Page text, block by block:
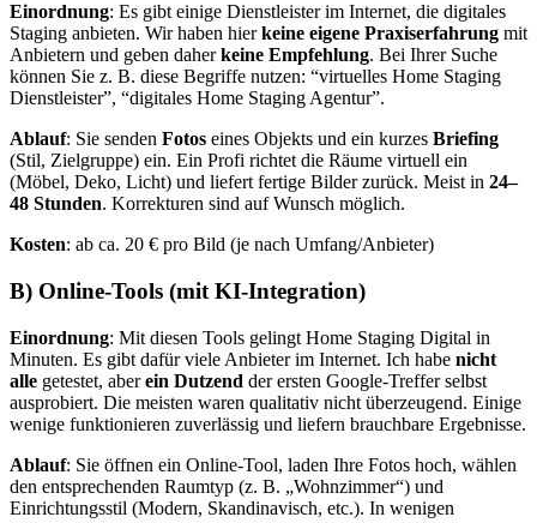
Einordnung: Es gibt einige Dienstleister im Internet, die digitales
Staging anbieten. Wir haben hierkeine eigene Praxiserfahrung mit
Anbietern und geben daherkeine Empfehlung. Bei Ihrer Suche
können Sie z. B. diese Begriffe nutzen: “virtuelles Home Staging
Dienstleister”, “digitales Home Staging Agentur”.
Ablauf: Sie senden Fotos eines Objekts und ein kurzes Briefing
(Stil, Zielgruppe) ein. Ein Profi richtet die Räume virtuell ein
(Möbel, Deko, Licht) und liefert fertige Bilder zurück. Meist in 24–
48 Stunden. Korrekturen sind auf Wunsch möglich.
Kosten: ab ca. 20 € pro Bild (je nach Umfang/Anbieter)
B) Online-Tools (mit KI-Integration)
Einordnung: Mit diesen Tools gelingt Home Staging Digital in
Minuten. Es gibt dafür viele Anbieter im Internet. Ich habe nicht
alle getestet, aberein Dutzend der ersten Google-Treffer selbst
ausprobiert. Die meisten waren qualitativ nicht überzeugend. Einige
wenige funktionieren zuverlässig und liefern brauchbare Ergebnisse.
Ablauf: Sie öffnen ein Online-Tool, laden Ihre Fotos hoch, wählen
den entsprechenden Raumtyp (z. B. „Wohnzimmer“) und
Einrichtungsstil (Modern, Skandinavisch, etc.). In wenigen